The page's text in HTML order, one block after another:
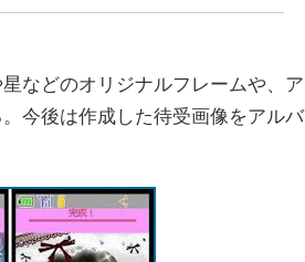
などのオリジナルフレームや、ア
今後は作成した待受画像をアルバ